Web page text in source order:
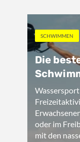
SCHWIMMEN
Die
oder im
mit den